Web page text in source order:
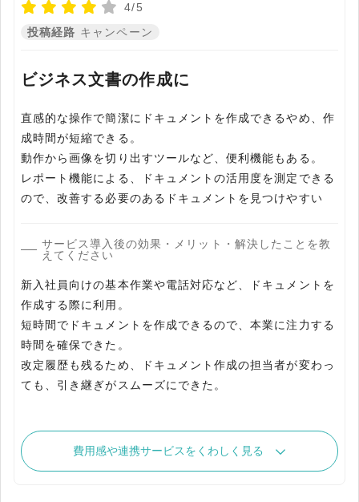
4/5
投稿経路 キャンペーン
ビジネス文書の作成に
直感的な操作で簡潔にドキュメントを作成できるやめ、作
成時間が短縮できる。
動作から画像を切り出すツールなど、便利機能もある。
レポート機能による、ドキュメントの活用度を測定できる
ので、改善する必要のあるドキュメントを見つけやすい
サービス導入後の効果・メリット・解決したことを教
えてください
新入社員向けの基本作業や電話対応など、ドキュメントを
作成する際に利用。
短時間でドキュメントを作成できるので、本業に注力する
時間を確保できた。
改定履歴も残るため、ドキュメント作成の担当者が変わっ
ても、引き継ぎがスムーズにできた。
費用感や連携サービスをくわしく見る